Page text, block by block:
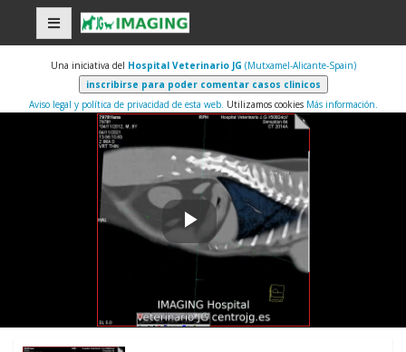
Una iniciativa del Hospital Veterinario JG (Mutxamel-Alicante-Spain)
Aviso legal y política de privacidad de esta web. Utilizamos cookies Más información.
Play
Video